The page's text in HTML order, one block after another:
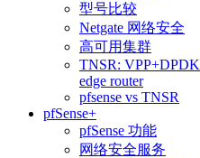
型号比较
Netgate 网络安全
高可用集群
TNSR: VPP+DPDK
edge router
pfsense vs TNSR
pfSense+
pfSense 功能
网络安全服务